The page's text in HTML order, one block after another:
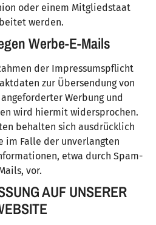
oder einem Mitgliedstaat
werden.
Werbe-E-Mails
der Impressumspflicht
zur Übersendung von
Werbung und
wird hiermit widersprochen.
behalten sich ausdrücklich
im Falle der unverlangten
etwa durch Spam-
vor.
AUF UNSERER